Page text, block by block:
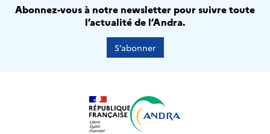
Abonnez-vous à notre newsletter pour suivre toute
l’actualité de l’Andra.
S’abonner